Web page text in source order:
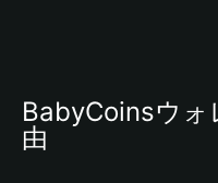
BabyCoinsウォ
由